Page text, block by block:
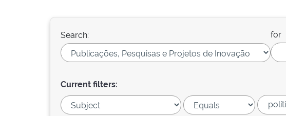
Search: for
Current filters: